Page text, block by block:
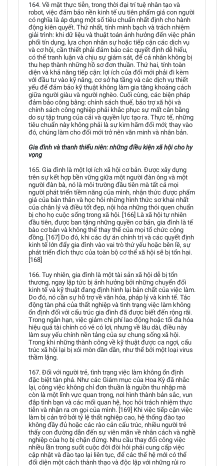
164. Về mặt thực tiễn, trong thời đại trí tuệ nhân tạo và
robot, việc đảm bảo nền kinh tế ưu tiên phẩm giá con người
có nghĩa là áp dụng một số tiêu chuẩn nhất định cho hành
động kiên quyết. Thứ nhất, tính minh bạch và trách nhiệm
giải trình: khi dữ liệu và thuật toán ảnh hưởng đến việc phân
phối tín dụng, lựa chọn nhân sự hoặc tiếp cận các dịch vụ
và cơ hội, cần thiết phải đảm bảo các quyết định dễ hiểu,
có thể tranh luận và chịu sự giám sát, để cá nhân không bị
thu hẹp thành những hồ sơ đơn thuần. Thứ hai, tính toàn
diện và khả năng tiếp cận: lợi ích của đổi mới phải đi kèm
với đầu tư vào kỹ năng, cơ sở hạ tầng và các dịch vụ thiết
yếu để đảm bảo kỹ thuật không làm gia tăng khoảng cách
giữa người giàu và người nghèo. Cuối cùng, các biện pháp
đảm bảo công bằng: chính sách thuế, bảo trợ xã hội và
chính sách công nghiệp phải khắc phục sự mất cân bằng
do sự tập trung của cải và quyền lực tạo ra. Thực tế, những
tiêu chuẩn này không phải là sự kìm hãm đổi mới; thay vào
đó, chúng làm cho đổi mới trở nên văn minh và nhân bản.
Gia đình và thanh thiếu niên: những điều kiện xã hội cho hy
vọng
165. Gia đình là một lợi ích xã hội cơ bản. Được xây dựng
trên sự kết hợp bền vững giữa một người đàn ông và một
người đàn bà, nó là môi trường đầu tiên mà tất cả mọi
người phát triển tiềm năng của mình, nhận thức được phẩm
giá của bản thân và học hỏi những hình thức sơ khai nhất
của chân lý và điều tốt đẹp, nội hóa những thói quen chuẩn
bị cho họ cuộc sống trong xã hội. [166] Là xã hội tự nhiên
đầu tiên, được ban tặng những quyền cơ bản, gia đình là tế
bào cơ bản và không thể thay thế của mọi tổ chức cộng
đồng. [167] Do đó, khi các dự án chính trị và các quyết định
kinh tế lớn đẩy gia đình vào vai trò thứ yếu hoặc bên lề, sự
phát triển đích thực của toàn bộ cơ thể xã hội sẽ bị tổn hại.
[168]
166. Tuy nhiên, gia đình là một tài sản xã hội dễ bị tổn
thương, ngay lập tức bị ảnh hưởng bởi những chuyển đổi
kinh tế và kỹ thuật đang định hình lại bản chất của việc làm.
Do đó, nó cần sự hỗ trợ về văn hóa, pháp lý và kinh tế. Tác
động tàn phá của thất nghiệp và tình trạng việc làm không
ổn định đối với cấu trúc gia đình đã được biết đến rộng rãi.
Trong ngắn hạn, việc giảm chi phí lao động hoặc tối đa hóa
hiệu quả tài chính có vẻ có lợi, nhưng về lâu dài, điều này
làm suy yếu chính nền tảng của sự chung sống xã hội.
Trong khi những thành công về kỹ thuật được ca ngợi, cấu
trúc xã hội lại bị xói mòn dần dần, như thể bởi một loại virus
thầm lặng.
167. Đối với người trẻ, tình trạng việc làm không ổn định
đặc biệt tàn phá. Như các Giám mục của Hoa Kỳ đã nhắc
lại, công việc không chỉ đơn thuần là nguồn thu nhập mà
còn là một lĩnh vực quan trọng, nơi hình thành bản sắc, vun
đắp tình bạn và các mối quan hệ, học hỏi trách nhiệm thực
tiễn và nhận ra ơn gọi của mình. [169] Khi việc tiếp cận việc
làm bị cản trở bởi tỷ lệ thất nghiệp cao, hệ thống đào tạo
không đầy đủ hoặc các rào cản cấu trúc, nhiều người trẻ
thấy con đường dẫn đến sự viên mãn về nhân cách và nghề
nghiệp của họ bị chặn đứng. Nhu cầu thay đổi công việc
nhiều lần trong suốt cuộc đời đòi hỏi phải cung cấp việc
cập nhật và đào tạo lại liên tục, để các thế hệ mới có thể
đối diện một cách thành thạo và độc lập với những rủi ro